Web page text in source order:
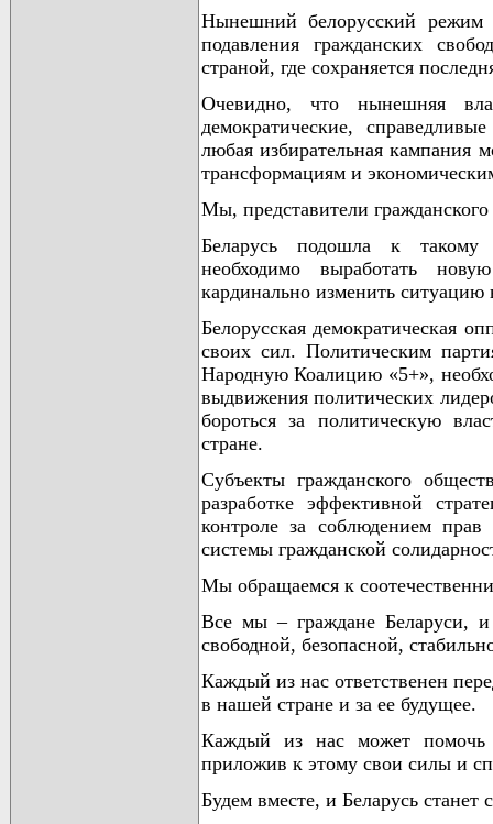
Нынешний белорусский режим
подавления гражданских
страной, где сохраняется
Очевидно, что нынешняя
демократические,
любая избирательная кампания
трансформациям и
Мы, представители
Беларусь подошла к такому
необходимо выработать
кардинально изменить ситуацию
Белорусская демократическая
своих сил. Политическим
Народную Коалицию «5+»,
выдвижения политических
бороться за политическую
стране.
Субъекты гражданского
разработке эффективной
контроле за соблюдением
системы гражданской
Мы обращаемся к
Все мы – граждане Беларуси,
свободной, безопасной,
Каждый из нас ответственен
в нашей стране и за ее будущее.
Каждый из нас может помочь
приложив к этому свои силы и
Будем вместе, и Беларусь станет